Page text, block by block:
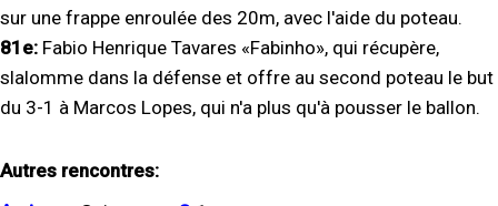
sur une frappe enroulée des 20m, avec l'aide du poteau.
81e: Fabio Henrique Tavares «Fabinho», qui récupère,
slalomme dans la défense et offre au second poteau le but
du 3-1 à Marcos Lopes, qui n'a plus qu'à pousser le ballon.
Autres rencontres: